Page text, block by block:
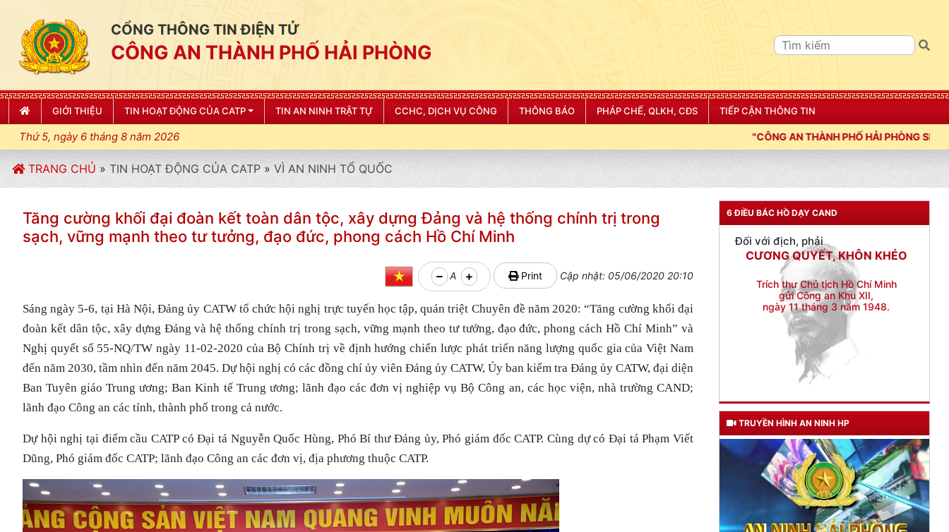
CỔNG THÔNG TIN ĐIỆN TỬ
CÔNG AN THÀNH PHỐ HẢI PHÒNG
GIỚI THIỆU TIN HOẠT ĐỘNG CỦA CATP TIN AN NINH TRẬT TỰ CCHC, DỊCH VỤ CÔNG THÔNG BÁO PHÁP CHẾ, QLKH, CĐS TIẾP CẬN THÔNG TIN
Thứ 5, ngày 6 tháng 8 năm 2026 "CÔNG AN THÀNH PHỐ HẢI PHÒNG SIẾT CHẶT KỶ LUẬT, KỶ CƯƠNG, ĐIỀU
TRANG CHỦ » TIN HOẠT ĐỘNG CỦA CATP » VÌ AN NINH TỔ QUỐC
Tăng cường khối đại đoàn kết toàn dân tộc, xây dựng Đảng và hệ thống chính trị trong
sạch, vững mạnh theo tư tưởng, đạo đức, phong cách Hồ Chí Minh
A Print Cập nhật: 05/06/2020 20:10
Sáng ngày 5-6, tại Hà Nội, Đảng ủy CATW tổ chức hội nghị trực tuyến học tập, quán triệt Chuyên đề năm 2020: “Tăng cường khối đại
đoàn kết dân tộc, xây dựng Đảng và hệ thống chính trị trong sạch, vững mạnh theo tư tưởng, đạo đức, phong cách Hồ Chí Minh” và
Nghị quyết số 55-NQ/TW ngày 11-02-2020 của Bộ Chính trị về định hướng chiến lược phát triển năng lượng quốc gia của Việt Nam
đến năm 2030, tầm nhìn đến năm 2045. Dự hội nghị có các đồng chí ủy viên Đảng ủy CATW, Ủy ban kiểm tra Đảng ủy CATW, đại diện
Ban Tuyên giáo Trung ương; Ban Kinh tế Trung ương; lãnh đạo các đơn vị nghiệp vụ Bộ Công an, các học viện, nhà trường CAND;
lãnh đạo Công an các tỉnh, thành phố trong cả nước.
Dự hội nghị tại điểm cầu CATP có Đại tá Nguyễn Quốc Hùng, Phó Bí thư Đảng ủy, Phó giám đốc CATP. Cùng dự có Đại tá Phạm Viết
Dũng, Phó giám đốc CATP; lãnh đạo Công an các đơn vị, địa phương thuộc CATP.
6 ĐIỀU BÁC HỒ DẠY CAND
THÂN ÁI GIÚP ĐỠ
Đối với chính phủ, phải
Đối với nhân dân, phải
KÍNH TRỌNG LỄ PHÉP
Đối với công việc, phải
TẬN TỤY
CƯƠNG QUYẾT, KHÔN KHÉO
Trích thư Chủ tịch Hồ Chí Minh
ngày 11 tháng 3 năm 1948.
TRUYỀN HÌNH AN NINH HP